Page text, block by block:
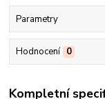
Parametry
Hodnocení 0
Kompletní